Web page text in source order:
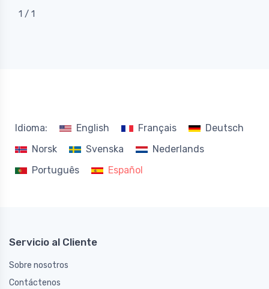
1 / 1
Idioma: English Français
Deutsch
Norsk
Svenska
Nederlands
Português
Español
Servicio al Cliente
Sobre nosotros
Contáctenos